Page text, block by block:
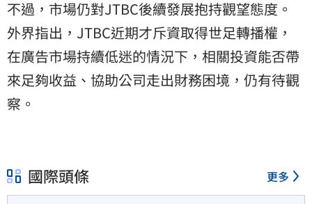
不過，市場仍對JTBC後續發展抱持觀望態度。
外界指出，JTBC近期才斥資取得世足轉播權，
在廣告市場持續低迷的情況下，相關投資能否帶
來足夠收益、協助公司走出財務困境，仍有待觀
察。
國際頭條 更多